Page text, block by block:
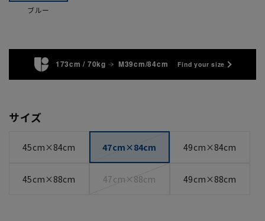
ブルー
173cm / 70kg M39cm/84cm Find your size
サイズ
45cm×84cm 47cm×84cm 49cm×84cm
45cm×88cm 47cm×88cm 49cm×88cm